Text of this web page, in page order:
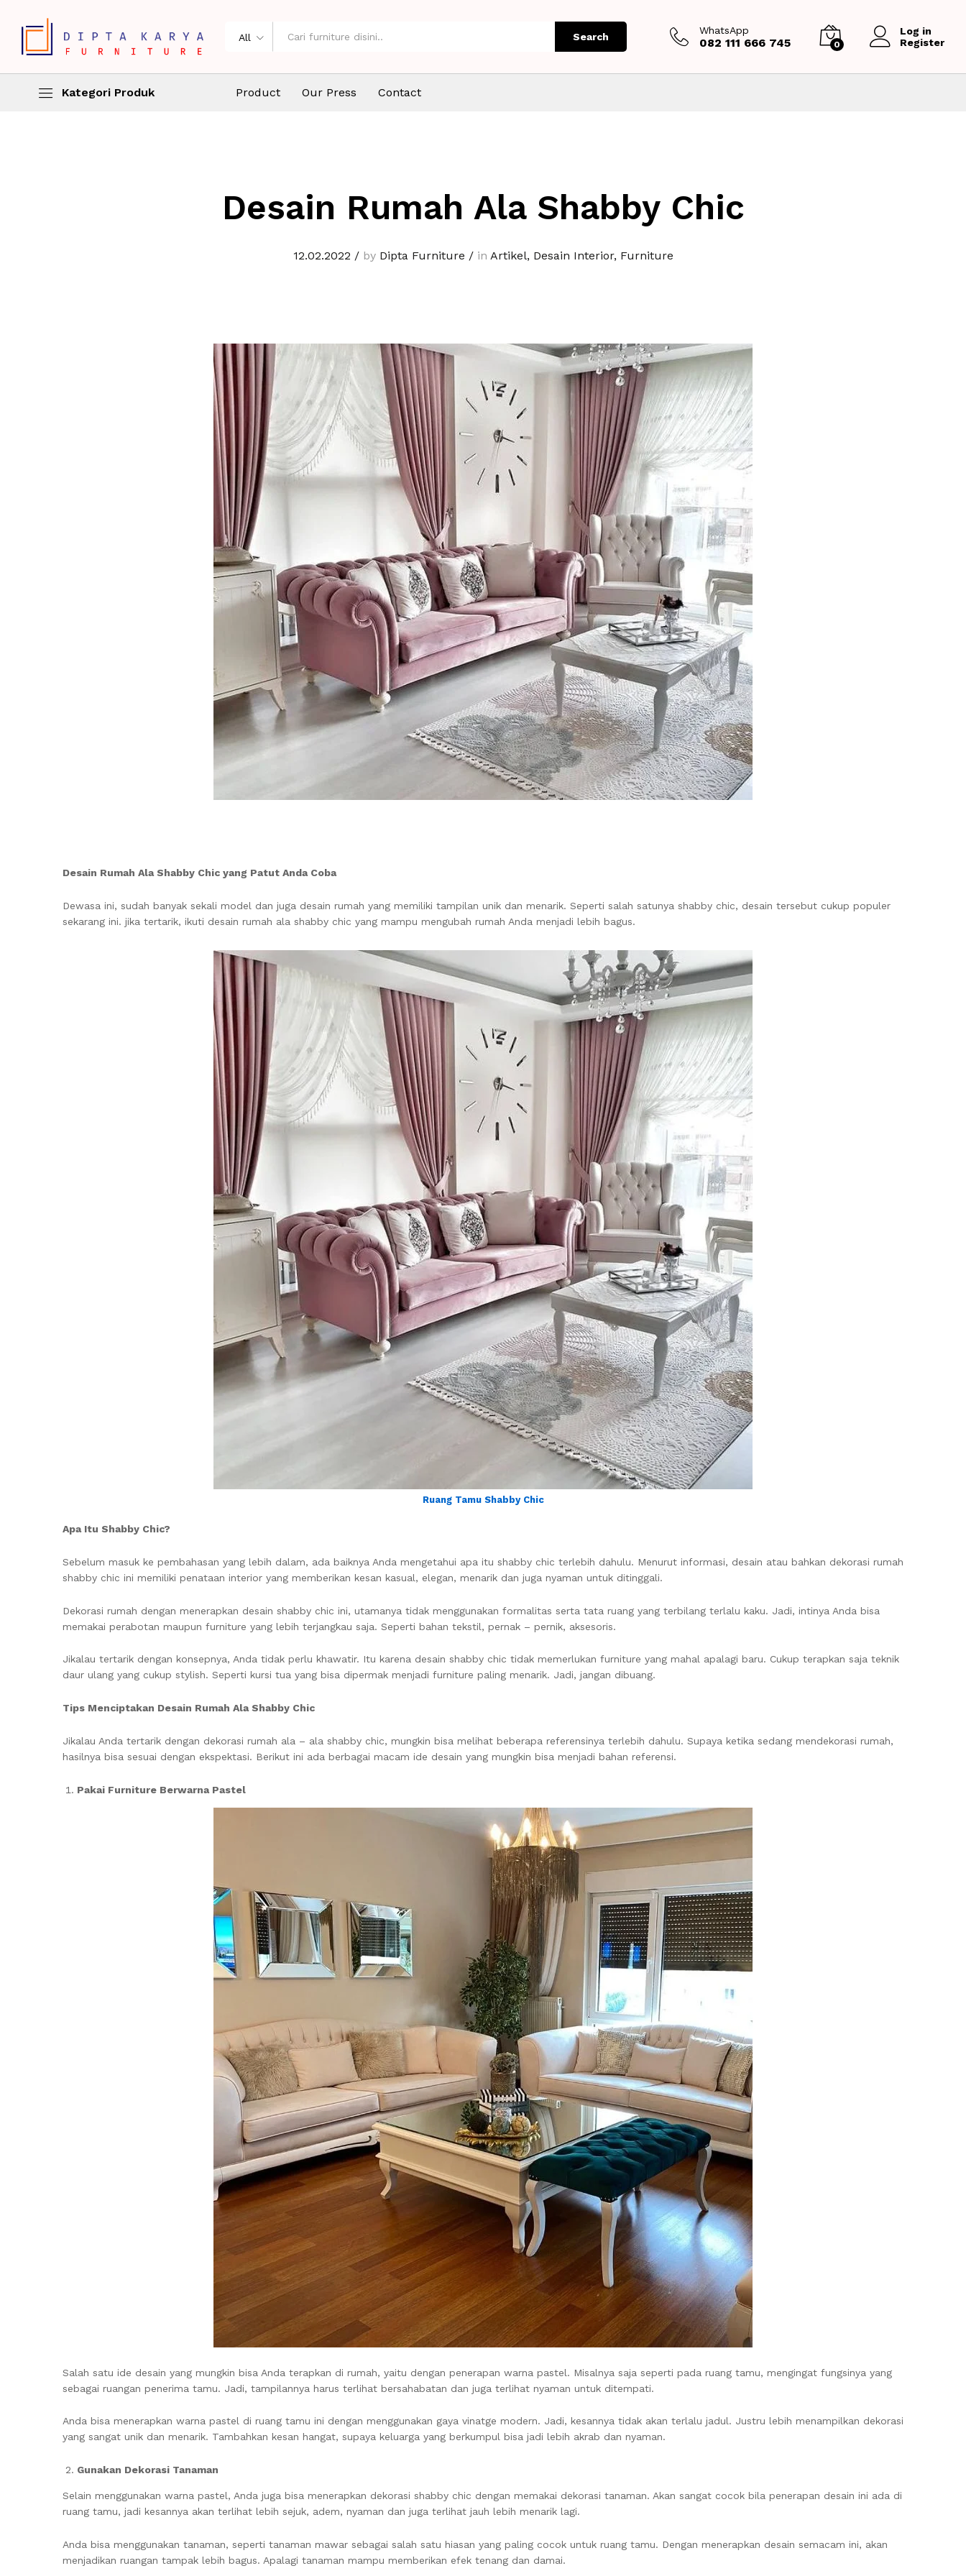
All Search
WhatsApp
082 111 666 745 0
Log in
Register
Kategori Produk Product Our Press Contact
Desain Rumah Ala Shabby Chic
12.02.2022 /by Dipta Furniture /in Artikel, Desain Interior, Furniture
Desain Rumah Ala Shabby Chic yang Patut Anda Coba
Dewasa ini, sudah banyak sekali model dan juga desain rumah yang memiliki tampilan unik dan menarik. Seperti salah satunya shabby chic, desain tersebut cukup populer
sekarang ini. jika tertarik, ikuti desain rumah ala shabby chic yang mampu mengubah rumah Anda menjadi lebih bagus.
Ruang Tamu Shabby Chic
Apa Itu Shabby Chic?
Sebelum masuk ke pembahasan yang lebih dalam, ada baiknya Anda mengetahui apa itu shabby chic terlebih dahulu. Menurut informasi, desain atau bahkan dekorasi rumah
shabby chic ini memiliki penataan interior yang memberikan kesan kasual, elegan, menarik dan juga nyaman untuk ditinggali.
Dekorasi rumah dengan menerapkan desain shabby chic ini, utamanya tidak menggunakan formalitas serta tata ruang yang terbilang terlalu kaku. Jadi, intinya Anda bisa
memakai perabotan maupun furniture yang lebih terjangkau saja. Seperti bahan tekstil, pernak – pernik, aksesoris.
Jikalau tertarik dengan konsepnya, Anda tidak perlu khawatir. Itu karena desain shabby chic tidak memerlukan furniture yang mahal apalagi baru. Cukup terapkan saja teknik
daur ulang yang cukup stylish. Seperti kursi tua yang bisa dipermak menjadi furniture paling menarik. Jadi, jangan dibuang.
Tips Menciptakan Desain Rumah Ala Shabby Chic
Jikalau Anda tertarik dengan dekorasi rumah ala – ala shabby chic, mungkin bisa melihat beberapa referensinya terlebih dahulu. Supaya ketika sedang mendekorasi rumah,
hasilnya bisa sesuai dengan ekspektasi. Berikut ini ada berbagai macam ide desain yang mungkin bisa menjadi bahan referensi.
Pakai Furniture Berwarna Pastel
Salah satu ide desain yang mungkin bisa Anda terapkan di rumah, yaitu dengan penerapan warna pastel. Misalnya saja seperti pada ruang tamu, mengingat fungsinya yang
sebagai ruangan penerima tamu. Jadi, tampilannya harus terlihat bersahabatan dan juga terlihat nyaman untuk ditempati.
Anda bisa menerapkan warna pastel di ruang tamu ini dengan menggunakan gaya vinatge modern. Jadi, kesannya tidak akan terlalu jadul. Justru lebih menampilkan dekorasi
yang sangat unik dan menarik. Tambahkan kesan hangat, supaya keluarga yang berkumpul bisa jadi lebih akrab dan nyaman.
Gunakan Dekorasi Tanaman
Selain menggunakan warna pastel, Anda juga bisa menerapkan dekorasi shabby chic dengan memakai dekorasi tanaman. Akan sangat cocok bila penerapan desain ini ada di
ruang tamu, jadi kesannya akan terlihat lebih sejuk, adem, nyaman dan juga terlihat jauh lebih menarik lagi.
Anda bisa menggunakan tanaman, seperti tanaman mawar sebagai salah satu hiasan yang paling cocok untuk ruang tamu. Dengan menerapkan desain semacam ini, akan
menjadikan ruangan tampak lebih bagus. Apalagi tanaman mampu memberikan efek tenang dan damai.